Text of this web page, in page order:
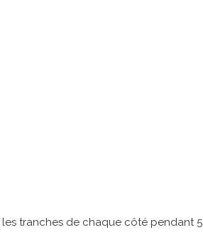
tranches de chaque côté pendant 5